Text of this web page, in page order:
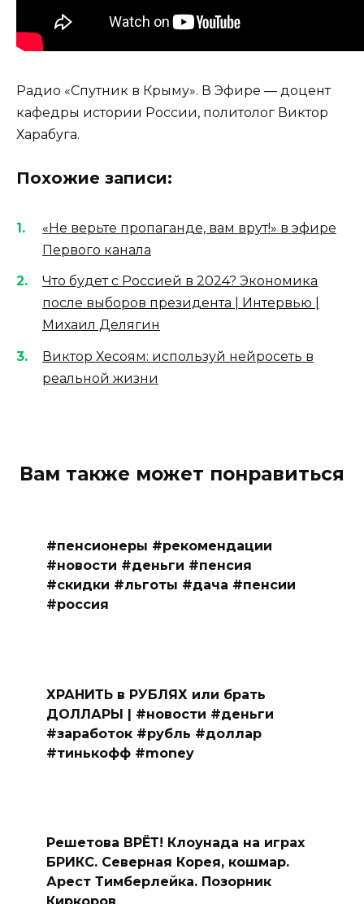
Радио «Спутник в Крыму». В Эфире — доцент
кафедры истории России, политолог Виктор
Харабуга.
Похожие записи:
«Не верьте пропаганде, вам врут!» в эфире
Первого канала
Что будет с Россией в 2024? Экономика
после выборов президента | Интервью |
Михаил Делягин
Виктор Хесоям: используй нейросеть в
реальной жизни
Вам также может понравиться
#пенсионеры #рекомендации
#новости #деньги #пенсия
#скидки #льготы #дача #пенсии
#россия
ХРАНИТЬ в РУБЛЯХ или брать
ДОЛЛАРЫ | #новости #деньги
#заработок #рубль #доллар
#тинькофф #money
Решетова ВРЁТ! Клоунада на играх
БРИКС. Северная Корея, кошмар.
Арест Тимберлейка. Позорник
Киркоров